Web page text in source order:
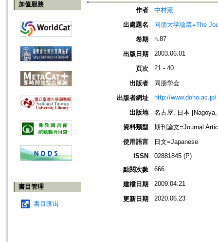
加值服務
書目管理
書目匯出
作者
中村薫
出處題名
同朋大学論叢=The
卷期
n.87
出版日期 2003.06.01
頁次 21 - 40
出版者
同朋学会
出版者網址
http://www.doho.ac.jp/
出版地
名古屋, 日本
資料類型
期刊論文=Journal
使用語言
日文=Japanese
ISSN
02881845 (P)
點閱次數
666
建檔日期 2009.04.21
更新日期 2020.06.23